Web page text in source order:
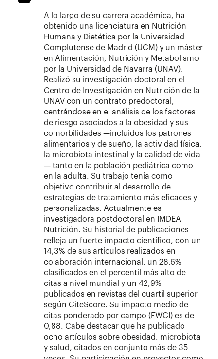
A lo largo de su carrera académica, ha
obtenido una licenciatura en Nutrición
Humana y Dietética por la Universidad
Complutense de Madrid (UCM) y un máster
en Alimentación, Nutrición y Metabolismo
por la Universidad de Navarra (UNAV).
Realizó su investigación doctoral en el
Centro de Investigación en Nutrición de la
UNAV con un contrato predoctoral,
centrándose en el análisis de los factores
de riesgo asociados a la obesidad y sus
comorbilidades —incluidos los patrones
alimentarios y de sueño, la actividad física,
la microbiota intestinal y la calidad de vida
— tanto en la población pediátrica como
en la adulta. Su trabajo tenía como
objetivo contribuir al desarrollo de
estrategias de tratamiento más eficaces y
personalizadas. Actualmente es
investigadora postdoctoral en IMDEA
Nutrición. Su historial de publicaciones
refleja un fuerte impacto científico, con un
14,3% de sus artículos realizados en
colaboración internacional, un 28,6%
clasificados en el percentil más alto de
citas a nivel mundial y un 42,9%
publicados en revistas del cuartil superior
según CiteScore. Su impacto medio de
citas ponderado por campo (FWCI) es de
0,88. Cabe destacar que ha publicado
ocho artículos sobre obesidad, microbiota
y salud, citados en conjunto más de 35